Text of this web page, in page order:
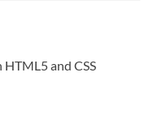
and CSS